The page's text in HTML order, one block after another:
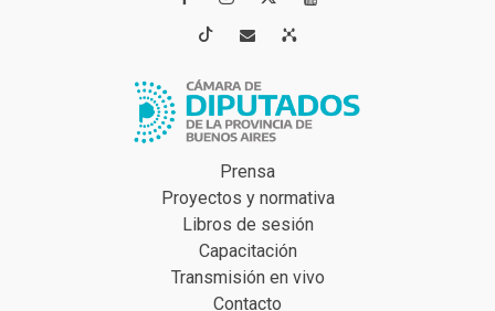
 
Prensa
Proyectos y normativa
Libros de sesión
Capacitación
Transmisión en vivo
Contacto